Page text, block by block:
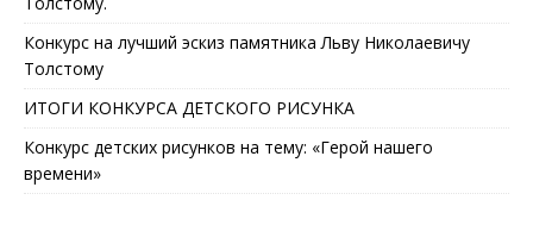
Конкурс на лучший эскиз памятника Льву Николаевичу
Толстому
ИТОГИ КОНКУРСА ДЕТСКОГО РИСУНКА
Конкурс детских рисунков на тему: «Герой нашего
времени»